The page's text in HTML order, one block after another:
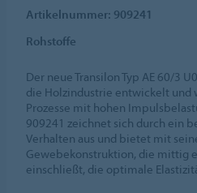
Artikelnummer: 909241
Rohstoffe
Der neue Transilon Typ AE 60/3
die Holzindustrie entwickelt und
Prozesse mit hohen
909241 zeichnet sich durch ein
Verhalten aus und bietet mit
Gewebekonstruktion, die mittig
einschließt, die optimale